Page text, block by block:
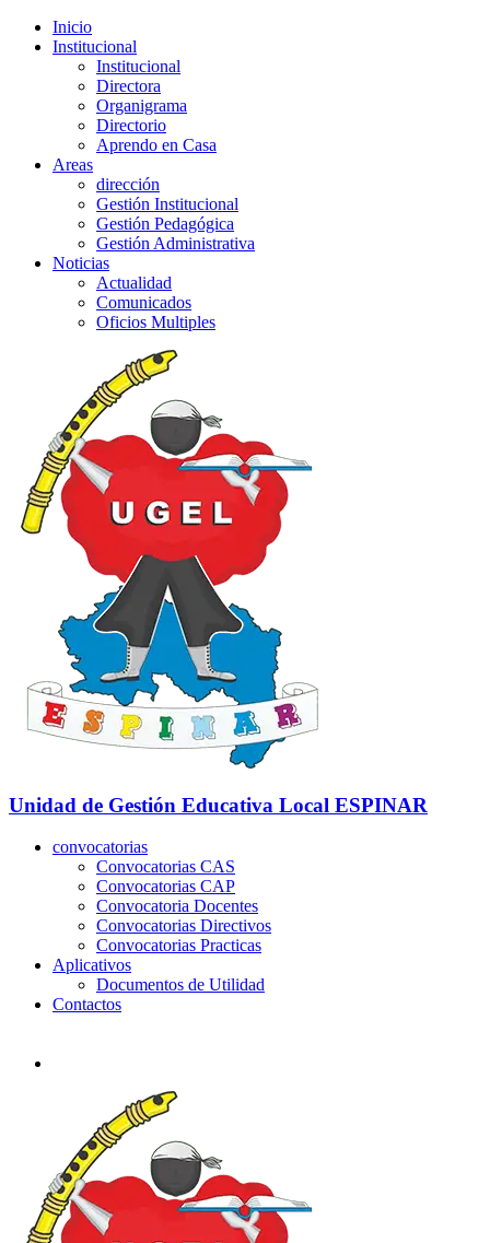
Inicio
Institucional
Institucional
Directora
Organigrama
Directorio
Aprendo en Casa
Areas
dirección
Gestión Institucional
Gestión Pedagógica
Gestión Administrativa
Noticias
Actualidad
Comunicados
Oficios Multiples
Unidad de Gestión Educativa Local ESPINAR
convocatorias
Convocatorias CAS
Convocatorias CAP
Convocatoria Docentes
Convocatorias Directivos
Convocatorias Practicas
Aplicativos
Documentos de Utilidad
Contactos